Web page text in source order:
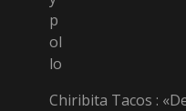
Chiribita Tacos :